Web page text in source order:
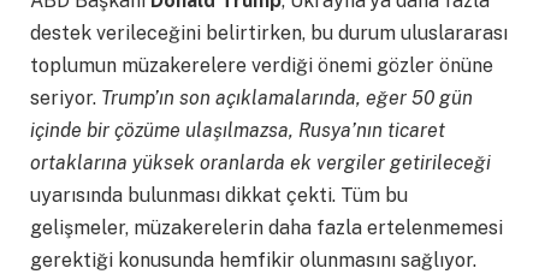
destek verileceğini belirtirken, bu durum uluslararası
toplumun müzakerelere verdiği önemi gözler önüne
seriyor. Trump’ın son açıklamalarında, eğer 50 gün
içinde bir çözüme ulaşılmazsa, Rusya’nın ticaret
ortaklarına yüksek oranlarda ek vergiler getirileceği
uyarısında bulunması dikkat çekti. Tüm bu
gelişmeler, müzakerelerin daha fazla ertelenmemesi
gerektiği konusunda hemfikir olunmasını sağlıyor.